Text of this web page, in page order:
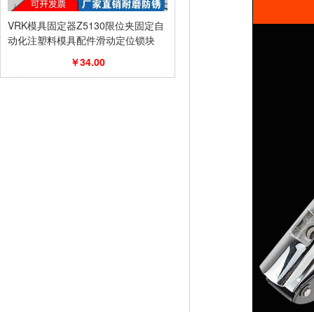
VRK模具固定器Z5130限位夹固定自
动化注塑料模具配件滑动定位锁块
￥34.00